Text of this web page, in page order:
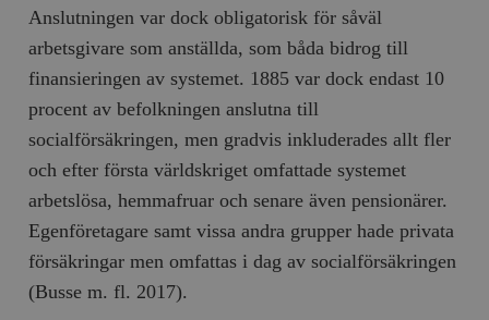
Anslutningen var dock obligatorisk för såväl
arbetsgivare som anställda, som båda bidrog till
finansieringen av systemet. 1885 var dock endast 10
procent av befolkningen anslutna till
socialförsäkringen, men gradvis inkluderades allt fler
och efter första världskriget omfattade systemet
arbetslösa, hemmafruar och senare även pensionärer.
Egenföretagare samt vissa andra grupper hade privata
försäkringar men omfattas i dag av socialförsäkringen
(Busse m. fl. 2017).